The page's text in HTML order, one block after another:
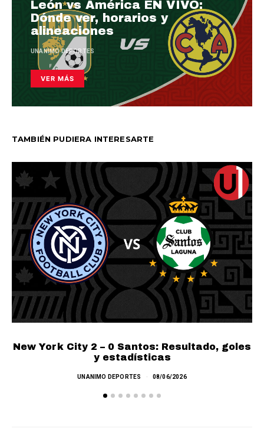
León vs América EN VIVO:
Dónde ver, horarios y
alineaciones
UNANIMO DEPORTES
VER MÁS
TAMBIÉN PUDIERA INTERESARTE
New York City 2 – 0 Santos: Resultado, goles
y estadísticas
UNANIMO DEPORTES 08/06/2026